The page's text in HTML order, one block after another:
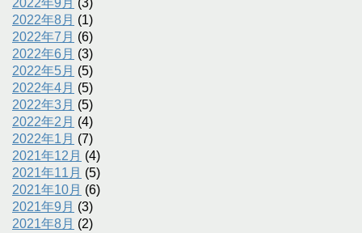
2022年9月 (3)
2022年8月 (1)
2022年7月 (6)
2022年6月 (3)
2022年5月 (5)
2022年4月 (5)
2022年3月 (5)
2022年2月 (4)
2022年1月 (7)
2021年12月 (4)
2021年11月 (5)
2021年10月 (6)
2021年9月 (3)
2021年8月 (2)